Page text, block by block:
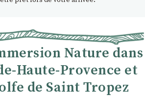
Nature dans
Haute-Provence et
de Saint Tropez